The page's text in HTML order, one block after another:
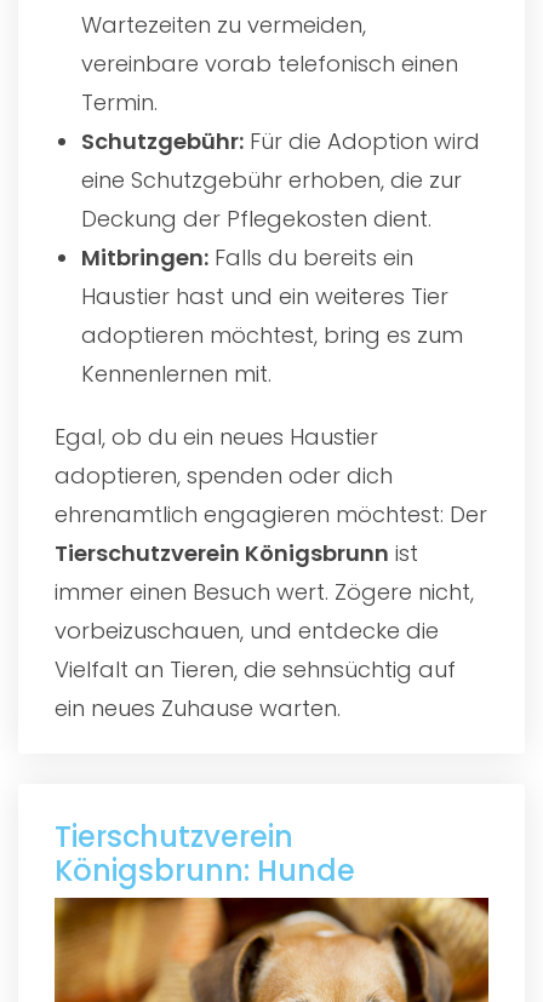
Wartezeiten zu vermeiden,
vereinbare vorab telefonisch einen
Termin.
Schutzgebühr: Für die Adoption wird
eine Schutzgebühr erhoben, die zur
Deckung der Pflegekosten dient.
Mitbringen: Falls du bereits ein
Haustier hast und ein weiteres Tier
adoptieren möchtest, bring es zum
Kennenlernen mit.
Egal, ob du ein neues Haustier
adoptieren, spenden oder dich
ehrenamtlich engagieren möchtest: Der
Tierschutzverein Königsbrunn ist
immer einen Besuch wert. Zögere nicht,
vorbeizuschauen, und entdecke die
Vielfalt an Tieren, die sehnsüchtig auf
ein neues Zuhause warten.
Tierschutzverein
Königsbrunn: Hunde